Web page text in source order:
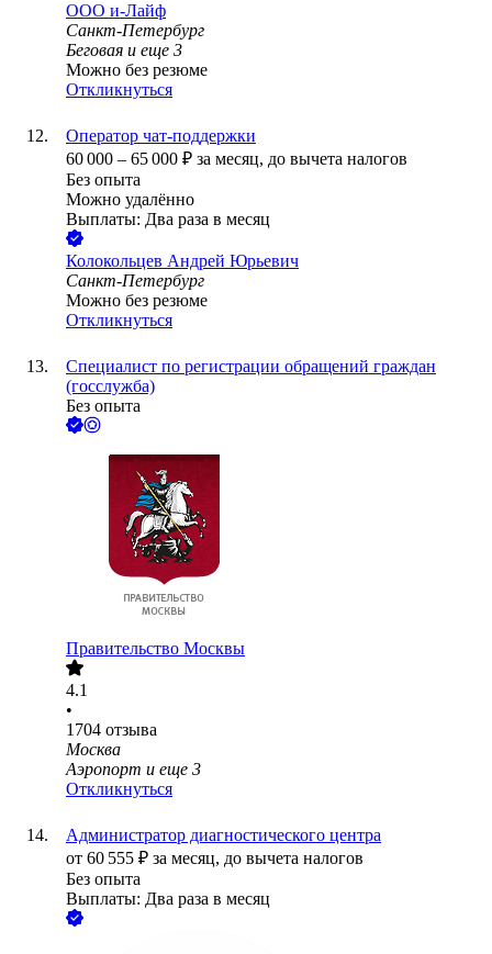
ООО и-Лайф
Санкт-Петербург
Беговая и еще 3
Можно без резюме
Откликнуться
Оператор чат-поддержки
60 000 – 65 000 ₽ за месяц, до вычета налогов
Без опыта
Можно удалённо
Выплаты: Два раза в месяц
Колокольцев Андрей Юрьевич
Санкт-Петербург
Можно без резюме
Откликнуться
Специалист по регистрации обращений граждан
(госслужба)
Без опыта
Правительство Москвы
4.1
•
1704 отзыва
Москва
Аэропорт и еще 3
Откликнуться
Администратор диагностического центра
от 60 555 ₽ за месяц, до вычета налогов
Без опыта
Выплаты: Два раза в месяц